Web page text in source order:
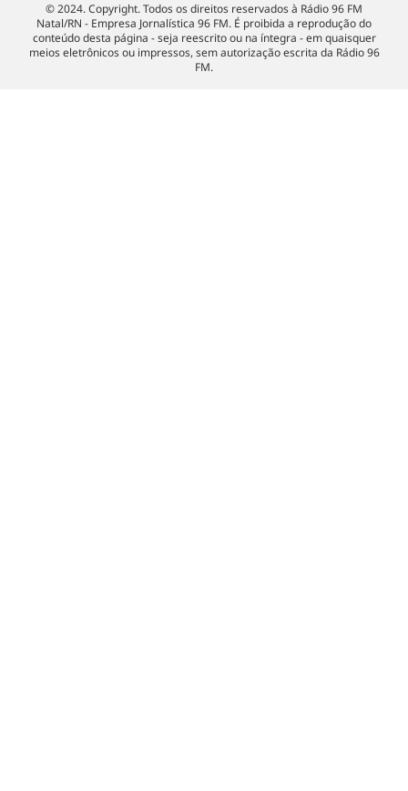
© 2024. Copyright. Todos os direitos reservados à Rádio 96 FM
Natal/RN - Empresa Jornalística 96 FM. É proibida a reprodução do
conteúdo desta página - seja reescrito ou na íntegra - em quaisquer
meios eletrônicos ou impressos, sem autorização escrita da Rádio 96
FM.